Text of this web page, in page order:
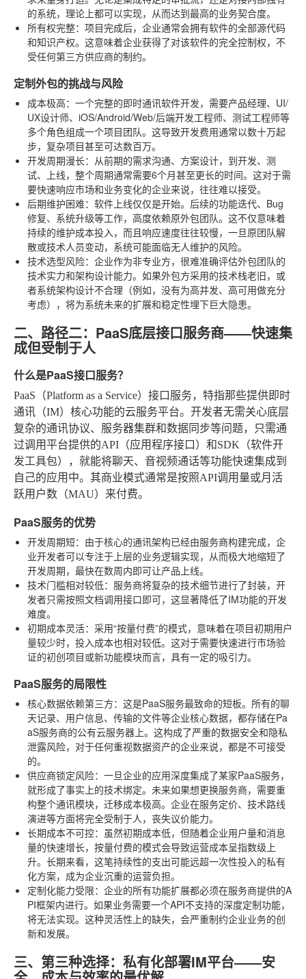
的系统，理论上都可以实现，从而达到最高的业务契合度。
所有权完整：项目完成后，企业通常会拥有软件的全部源代码
和知识产权。这意味着企业获得了对该软件的完全控制权，不
受任何第三方供应商的制约。
定制外包的挑战与风险
成本极高：一个完整的即时通讯软件开发，需要产品经理、UI/
UX设计师、iOS/Android/Web/后端开发工程师、测试工程师等
多个角色组成一个项目团队。这导致开发费用通常以数十万起
步，复杂项目甚至可达数百万。
开发周期漫长：从前期的需求沟通、方案设计，到开发、测
试、上线，整个周期通常需要6个月甚至更长的时间。这对于需
要快速响应市场和业务变化的企业来说，往往难以接受。
后期维护困难：软件上线仅仅是开始。后续的功能迭代、Bug
修复、系统升级等工作，高度依赖原外包团队。这不仅意味着
持续的维护成本投入，而且响应速度往往较慢，一旦原团队解
散或技术人员变动，系统可能面临无人维护的风险。
技术选型风险：企业作为非专业方，很难准确评估外包团队的
技术实力和架构设计能力。如果外包方采用的技术栈老旧，或
者系统架构设计不合理（例如，没有为高并发、高可用做充分
考虑），将为系统未来的扩展和稳定性埋下巨大隐患。
二、路径二：PaaS底层接口服务商——快速集
成但受制于人
什么是PaaS接口服务？
PaaS（Platform as a Service）接口服务，特指那些提供即时
通讯（IM）核心功能的云服务平台。开发者无需关心底层
复杂的通讯协议、服务器集群和数据同步等问题，只需通
过调用平台提供的API（应用程序接口）和SDK（软件开
发工具包），就能将聊天、音视频通话等功能快速集成到
自己的应用中。其商业模式通常是按照API调用量或月活
跃用户数（MAU）来付费。
PaaS服务的优势
开发周期短：由于核心的通讯架构已经由服务商构建完成，企
业开发者可以专注于上层的业务逻辑实现，从而极大地缩短了
开发周期，最快在数周内即可让产品上线。
技术门槛相对较低：服务商将复杂的技术细节进行了封装，开
发者只需按照文档调用接口即可，这显著降低了IM功能的开发
难度。
初期成本灵活：采用“按量付费”的模式，意味着在项目初期用户
量较少时，投入成本也相对较低。这对于需要快速进行市场验
证的初创项目或新功能模块而言，具有一定的吸引力。
PaaS服务的局限性
核心数据依赖第三方：这是PaaS服务最致命的短板。所有的聊
天记录、用户信息、传输的文件等企业核心数据，都存储在Pa
aS服务商的公有云服务器上。这构成了严重的数据安全和隐私
泄露风险，对于任何重视数据资产的企业来说，都是不可接受
的。
供应商锁定风险：一旦企业的应用深度集成了某家PaaS服务，
就形成了事实上的技术绑定。未来如果想更换服务商，需要重
构整个通讯模块，迁移成本极高。企业在服务定价、技术路线
演进等方面将完全受制于人，丧失议价能力。
长期成本不可控：虽然初期成本低，但随着企业用户量和消息
量的快速增长，按量付费的模式会导致运营成本呈指数级上
升。长期来看，这笔持续性的支出可能远超一次性投入的私有
化方案，成为企业沉重的运营负担。
定制化能力受限：企业的所有功能扩展都必须在服务商提供的A
PI框架内进行。如果业务需要一个API不支持的深度定制功能，
将无法实现。这种灵活性上的缺失，会严重制约企业业务的创
新和发展。
三、第三种选择：私有化部署IM平台——安